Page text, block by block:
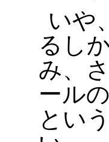
いや
るし
み、
ール
とい